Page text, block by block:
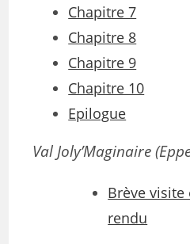
Chapitre 7
Chapitre 8
Chapitre 9
Chapitre 10
Epilogue
Val Joly’Maginaire
Brève
rendu